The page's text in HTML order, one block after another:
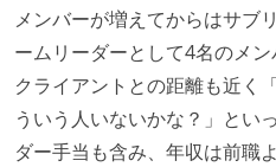
メンバーが増えてからはサブ
ームリーダーとして4名のメン
クライアントとの距離も近く
ういう人いないかな？」とい
ダー手当も含み、年収は前職